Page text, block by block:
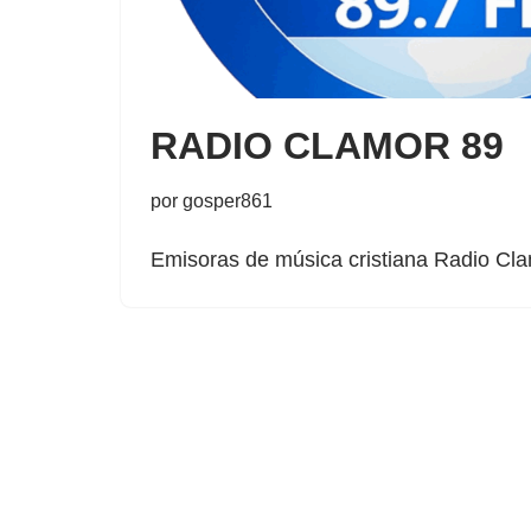
RADIO CLAMOR 89
por gosper861
Emisoras de música cristiana Radio